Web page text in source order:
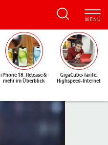
iPhone 18: Release &
mehr im Überblick
GigaCube-Tarife:
Highspeed-Internet